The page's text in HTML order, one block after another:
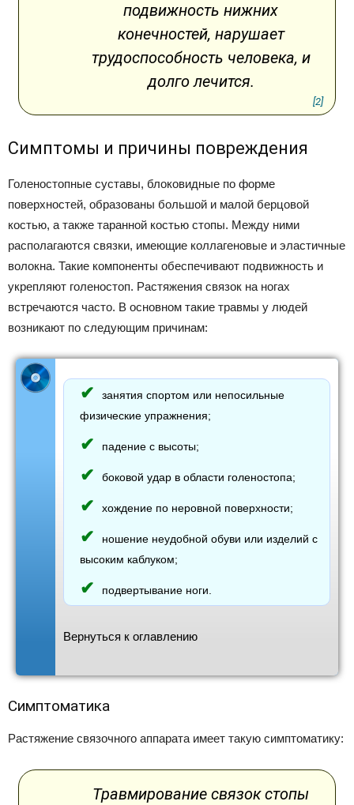
подвижность нижних
конечностей, нарушает
трудоспособность человека, и
долго лечится.
[2]
Симптомы и причины повреждения
Голеностопные суставы, блоковидные по форме
поверхностей, образованы большой и малой берцовой
костью, а также таранной костью стопы. Между ними
располагаются связки, имеющие коллагеновые и эластичные
волокна. Такие компоненты обеспечивают подвижность и
укрепляют голеностоп. Растяжения связок на ногах
встречаются часто. В основном такие травмы у людей
возникают по следующим причинам:
занятия спортом или непосильные
физические упражнения;
падение с высоты;
боковой удар в области голеностопа;
хождение по неровной поверхности;
ношение неудобной обуви или изделий с
высоким каблуком;
подвертывание ноги.
Вернуться к оглавлению
Симптоматика
Растяжение связочного аппарата имеет такую симптоматику:
Травмирование связок стопы